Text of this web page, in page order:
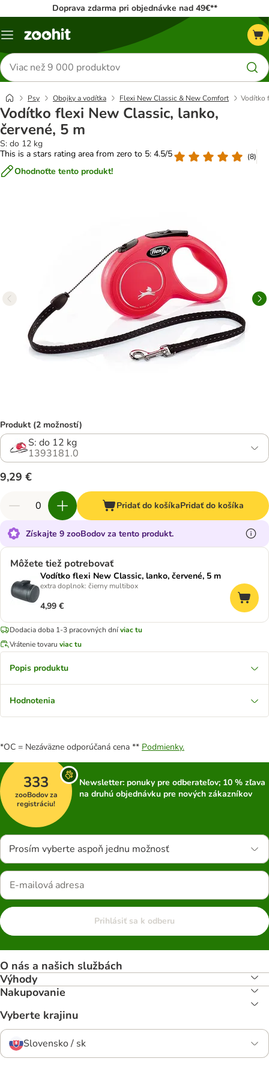
Doprava zdarma pri objednávke nad 49€**
Kategórie
Hľadať
produkty
Psy Obojky a vodítka Flexi New Classic & New Comfort Vodítko
Vodítko flexi New Classic, lanko,
červené, 5 m
S: do 12 kg
This is a stars rating area from zero to 5: 4.5/5
(8)
Ohodnoťte tento produkt!
Produkt (2 možností)
S: do 12 kg
1393181.0
9,29 €
Pridať do košíkaPridať do košíka
Získajte 9 zooBodov za tento produkt.
Môžete tiež potrebovať
Vodítko flexi New Classic, lanko, červené, 5 m
extra doplnok: čierny multibox
4,99 €
Dodacia doba 1-3 pracovných dníviac tu
Vrátenie tovaru viac tu
Popis produktu
Hodnotenia
*OC = Nezáväzne odporúčaná cena ** Podmienky.
333
zooBodov za
registráciu!
Newsletter: ponuky pre odberateľov; 10 % zľava
na druhú objednávku pre nových zákazníkov
Prosím vyberte aspoň jednu možnosť
Prihlásiť sa k odberu
O nás a našich službách
Výhody
Nakupovanie
Vyberte krajinu
Slovensko / sk